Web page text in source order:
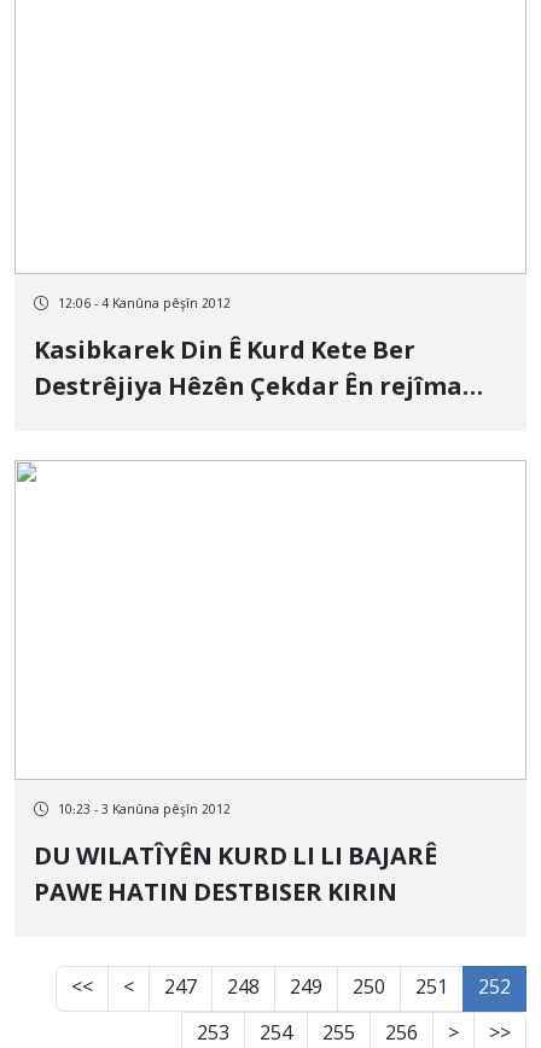
12:06 - 4 Kanûna pêşîn 2012
Kasibkarek Din Ê Kurd Kete Ber
Destrêjiya Hêzên Çekdar Ên rejîma
10:23 - 3 Kanûna pêşîn 2012
DU WILATÎYÊN KURD LI LI BAJARÊ
PAWE HATIN DESTBISER KIRIN
<< < 247 248 249 250 251
252
253
254 255 256 > >>